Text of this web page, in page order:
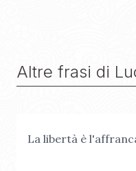
Altre frasi di
La libertà è